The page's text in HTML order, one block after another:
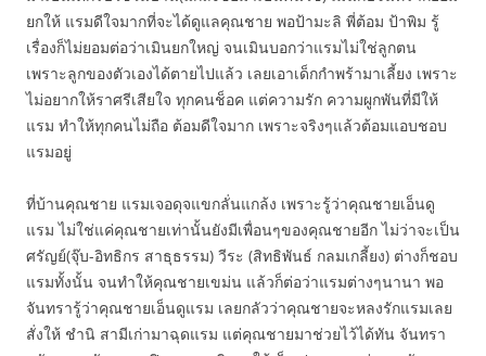
ยกให้ แรมดีใจมากที่จะได้ดูแลคุณชาย พอป้ามะลิ พี่ต้อม ป้าพิม รู้
เรื่องก็ไม่ยอมต่อว่าเมินยกใหญ่ จนเมินบอกว่าแรมไม่ใช่ลูกตน
เพราะลูกของตัวเองได้ตายไปแล้ว เลยเอาเด็กกำพร้ามาเลี้ยง เพราะ
ไม่อยากให้ราศรีเสียใจ ทุกคนช็อค แต่ความรัก ความผูกพันที่มีให้
แรม ทำให้ทุกคนไม่ถือ ต้อมดีใจมาก เพราะจริงๆแล้วต้อมแอบชอบ
แรมอยู่
ที่บ้านคุณชาย แรมเจอดุจแขกลั่นแกล้ง เพราะรู้ว่าคุณชายเอ็นดู
แรม ไม่ใช่แค่คุณชายเท่านั้นยังมีเพื่อนๆของคุณชายอีก ไม่ว่าจะเป็น
ศรัญย์(จุ๊บ-อิทธิกร สาธุธรรม) วีระ (สิทธิพันธ์ กลมเกลี้ยง) ต่างก็ชอบ
แรมทั้งนั้น จนทำให้คุณชายเขม่น แล้วก็ต่อว่าแรมต่างๆนานา พอ
จันทรารู้ว่าคุณชายเอ็นดูแรม เลยกลัวว่าคุณชายจะหลงรักแรมเลย
สั่งให้ ชำนิ สามีเก่ามาฉุดแรม แต่คุณชายมาช่วยไว้ได้ทัน จันทรา